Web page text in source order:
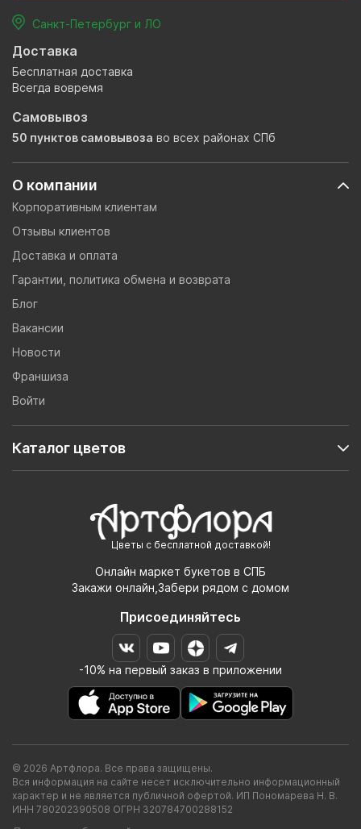
Цветы с бесплатной доставкой!
Онлайн маркет букетов в СПБ
Закажи онлайн,Забери рядом с домом
Присоединяйтесь
-10% на первый заказ в приложении
О компании
Корпоративным клиентам
Отзывы клиентов
Доставка и оплата
Гарантии, политика обмена и возврата
Блог
Вакансии
Новости
Франшиза
Войти
Каталог цветов
Санкт-Петербург и ЛО
Доставка
Бесплатная доставка
Всегда вовремя
Самовывоз
50 пунктов самовывоза во всех районах СПб
© 2026 Артфлора. Все права защищены.
Вся информация на сайте несет исключительно информационный
характер и не является публичной офертой. ИП Пономарева Н. В.
ИНН 780202390508 ОГРН 320784700288152